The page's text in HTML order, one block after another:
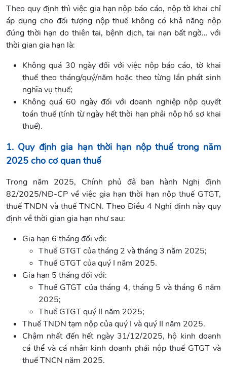
Theo quy định thì việc gia hạn nộp báo cáo, nộp tờ khai chỉ
áp dụng cho đối tượng nộp thuế không có khả năng nộp
đúng thời hạn do thiên tai, bệnh dịch, tai nạn bất ngờ… với
thời gian gia hạn là:
Không quá 30 ngày đối với việc nộp báo cáo, tờ khai
thuế theo tháng/quý/năm hoặc theo từng lần phát sinh
nghĩa vụ thuế;
Không quá 60 ngày đối với doanh nghiệp nộp quyết
toán thuế (tính từ ngày hết thời hạn phải nộp hồ sơ khai
thuế).
1. Quy định gia hạn thời hạn nộp thuế trong năm
2025 cho cơ quan thuế
Trong năm 2025, Chính phủ đã ban hành Nghị định
82/2025/NĐ-CP về việc gia hạn thời hạn nộp thuế GTGT,
thuế TNDN và thuế TNCN. Theo Điều 4 Nghị định này quy
định về thời gian gia hạn như sau:
Gia hạn 6 tháng đối với:
Thuế GTGT của tháng 2 và tháng 3 năm 2025;
Thuế GTGT của quý I năm 2025.
Gia hạn 5 tháng đối với:
Thuế GTGT của tháng 4, tháng 5 và tháng 6 năm
2025;
Thuế GTGT quý II năm 2025;
Thuế TNDN tạm nộp của quý I và quý II năm 2025.
Chậm nhất đến hết ngày 31/12/2025, hộ kinh doanh
cá thể và cá nhân kinh doanh phải nộp thuế GTGT và
thuế TNCN năm 2025.